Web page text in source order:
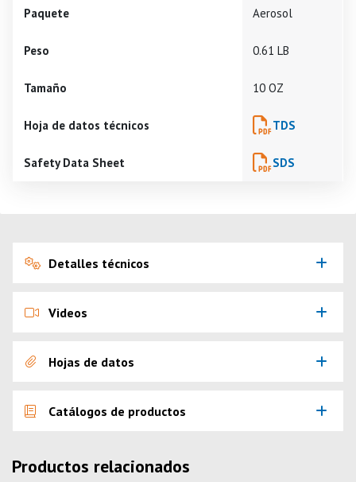
Paquete Aerosol
Peso 0.61 LB
Tamaño 10 OZ
Hoja de datos técnicos TDS
Safety Data Sheet SDS
Detalles técnicos
Videos
Hojas de datos
Catálogos de productos
Productos relacionados